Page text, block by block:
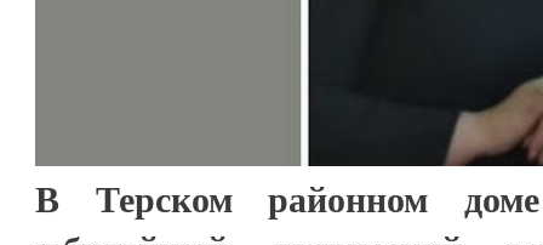
В Терском районном